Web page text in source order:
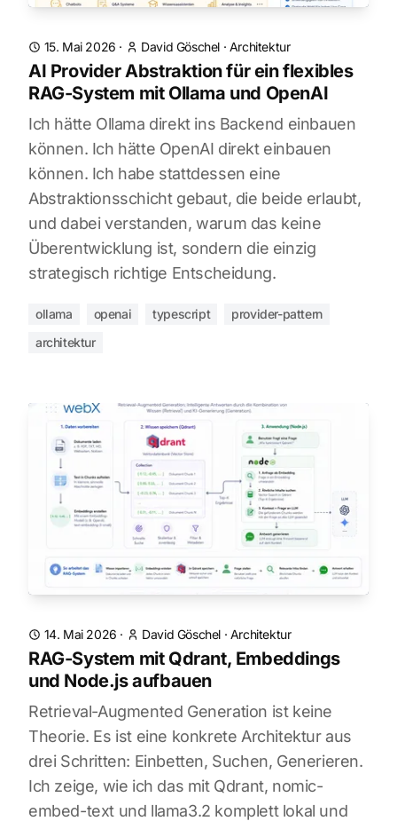
15. Mai 2026 · David Göschel · Architektur
AI Provider Abstraktion für ein flexibles
RAG-System mit Ollama und OpenAI
Ich hätte Ollama direkt ins Backend einbauen
können. Ich hätte OpenAI direkt einbauen
können. Ich habe stattdessen eine
Abstraktionsschicht gebaut, die beide erlaubt,
und dabei verstanden, warum das keine
Überentwicklung ist, sondern die einzig
strategisch richtige Entscheidung.
ollama openai typescript
provider-pattern
architektur
14. Mai 2026 · David Göschel · Architektur
RAG-System mit Qdrant, Embeddings
und Node.js aufbauen
Retrieval-Augmented Generation ist keine
Theorie. Es ist eine konkrete Architektur aus
drei Schritten: Einbetten, Suchen, Generieren.
Ich zeige, wie ich das mit Qdrant, nomic-
embed-text und llama3.2 komplett lokal und